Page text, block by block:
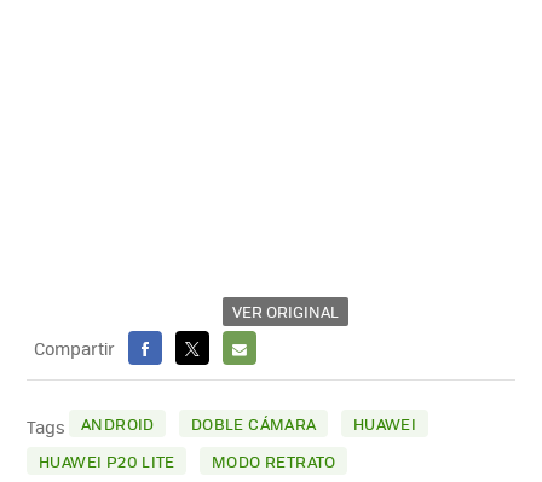
VER ORIGINAL
Compartir
FACEBOOK
X
E-
MAIL
Tags ANDROID DOBLE CÁMARA
HUAWEI
HUAWEI P20 LITE
MODO RETRATO